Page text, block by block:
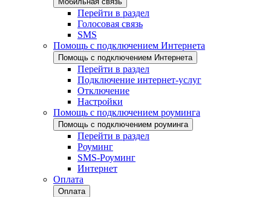
Перейти в раздел
Голосовая связь
SMS
Помощь с подключением Интернета
Помощь с подключением Интернета
Перейти в раздел
Подключение интернет-услуг
Отключение
Настройки
Помощь с подключением роуминга
Помощь с подключением роуминга
Перейти в раздел
Роуминг
SMS-Роуминг
Интернет
Оплата
Оплата